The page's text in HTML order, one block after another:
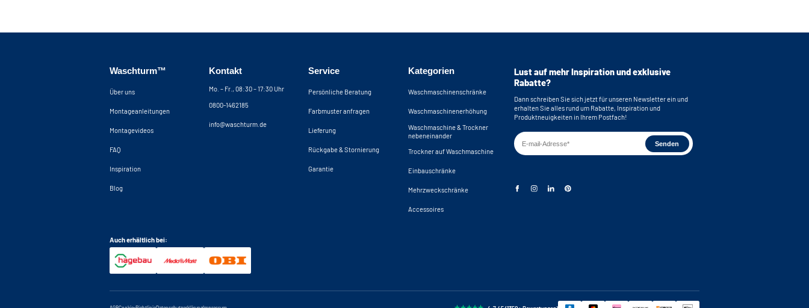
Waschturm™
Über uns
Montageanleitungen
Montagevideos
FAQ
Inspiration
Blog
Kontakt
Mo. – Fr., 08:30 – 17:30 Uhr
0800-1462185
info@waschturm.de
Service
Persönliche Beratung
Farbmuster anfragen
Lieferung
Rückgabe & Stornierung
Garantie
Kategorien
Waschmaschinenschränke
Waschmaschinenerhöhung
Waschmaschine & Trockner
nebeneinander
Trockner auf Waschmaschine
Einbauschränke
Mehrzweckschränke
Accessoires
Lust auf mehr Inspiration und exklusive
Rabatte?
Dann schreiben Sie sich jetzt für unseren Newsletter ein und
erhalten Sie alles rund um Rabatte, Inspiration und
Produktneuigkeiten in Ihrem Postfach!
Auch erhältlich bei: